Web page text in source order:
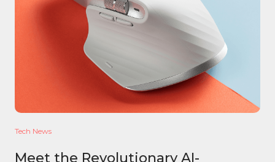
Tech News
Meet the Revolutionary AI-